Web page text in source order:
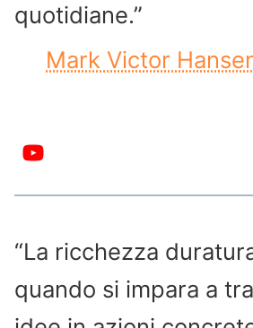
quotidiane.”
Mark Victor
“La ricchezza
quando si impara a